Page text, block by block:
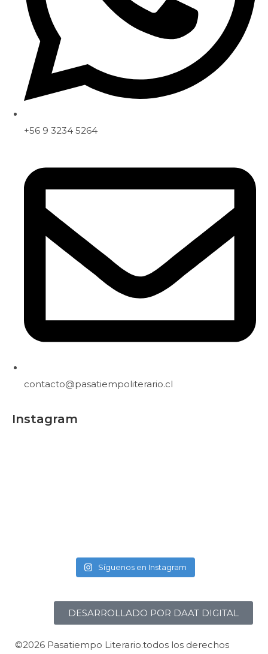
+56 9 3234 5264
contacto@pasatiempoliterario.cl
Instagram
Síguenos en Instagram
©2026 Pasatiempo Literario.todos los derechos
DESARROLLADO POR DAAT DIGITAL